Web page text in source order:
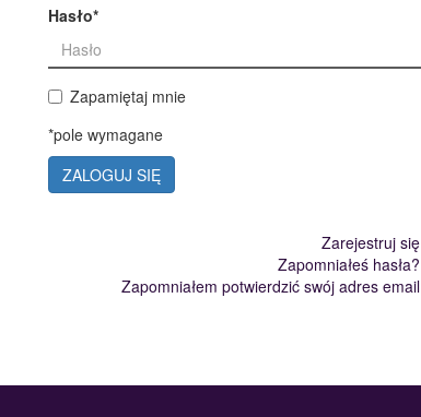
Hasło*
Zapamiętaj mnie
*pole wymagane
ZALOGUJ SIĘ
Zarejestruj się
Zapomniałeś hasła?
Zapomniałem potwierdzić swój adres email